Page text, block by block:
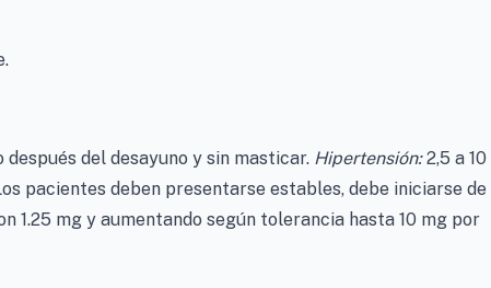
del desayuno y sin masticar. Hipertensión:2,5 a 10
pacientes deben presentarse estables, debe iniciarse de
1.25 mg y aumentando según tolerancia hasta 10 mg por